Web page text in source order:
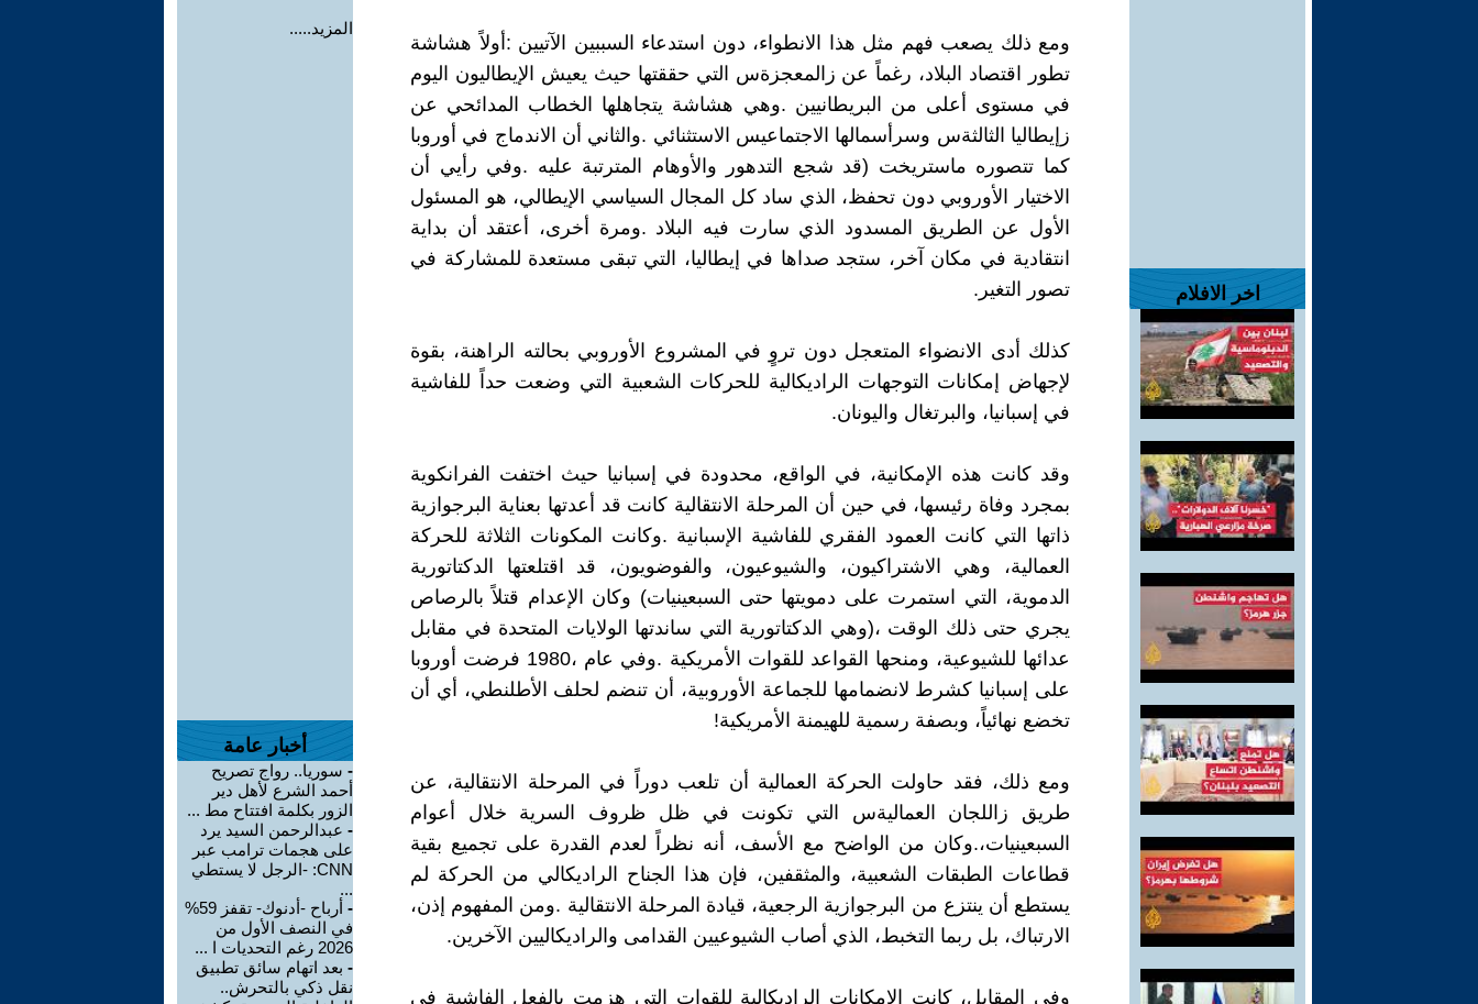
اخر الافلام
‬تصور‭ ‬التغير‭.‬
‬في‭ ‬إسبانيا،‭ ‬والبرتغال‭ ‬واليونان‭.‬
‬تخضع‭ ‬نهائياً،‭ ‬وبصفة‭ ‬رسمية‭ ‬للهيمنة‭ ‬الأمريكية‭! ‬
‬الارتباك،‭ ‬بل‭ ‬ربما‭ ‬التخبط،‭ ‬الذي‭ ‬أصاب‭ ‬الشيوعيين‭ ‬القدامى‭ ‬والراديكاليين‭ ‬الآخرين‭.‬
المزيد.....
أخبار عامة
- سوريا.. رواج تصريح
أحمد الشرع لأهل دير
الزور بكلمة افتتاح مط ...
- عبدالرحمن السيد يرد
على هجمات ترامب عبر
CNN: -الرجل لا يستطي
...
-
أرباح -أدنوك- تقفز 59%
في النصف الأول من
2026 رغم التحديات ا ...
- بعد اتهام سائق تطبيق
نقل ذكي بالتحرش..